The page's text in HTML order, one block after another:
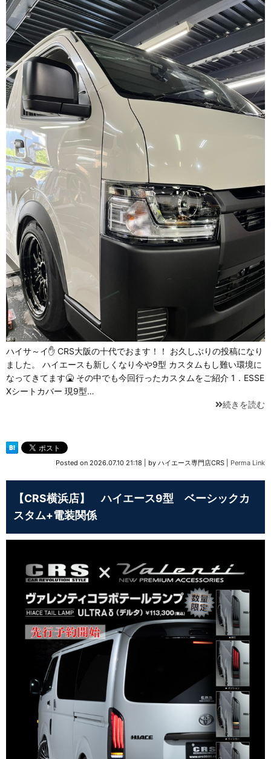
ハイサ～イ✋ CRS大阪の十代でおます！！ お久しぶりの投稿になり
ました。 ハイエースも新しくなり今や9型 カスタムもし難い環境に
なってきてます🤮 その中でも今回行ったカスタムをご紹介 1．ESSE
Xシートカバー 現9型…
続きを読む
Posted on 2026.07.10 21:18 by ハイエース専門店CRS Perma Link
【CRS横浜店】 ハイエース9型 ベーシックカ
スタム+電装関係